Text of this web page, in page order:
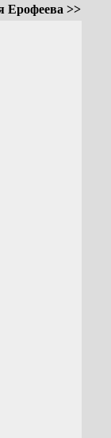
Ерофеева >>